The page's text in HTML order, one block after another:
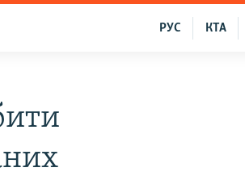
КТА
РУС